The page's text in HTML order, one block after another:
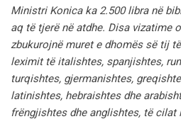
Ministri Konica ka 2.500 libra në
aq të tjerë në atdhe. Disa vizatime
zbukurojnë muret e dhomës së tij
leximit të italishtes, spanjishtes,
turqishtes, gjermanishtes,
latinishtes, hebraishtes dhe
frëngjishtes dhe anglishtes, të cilat